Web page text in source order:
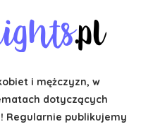
i mężczyzn, w
dotyczących
Regularnie publikujemy